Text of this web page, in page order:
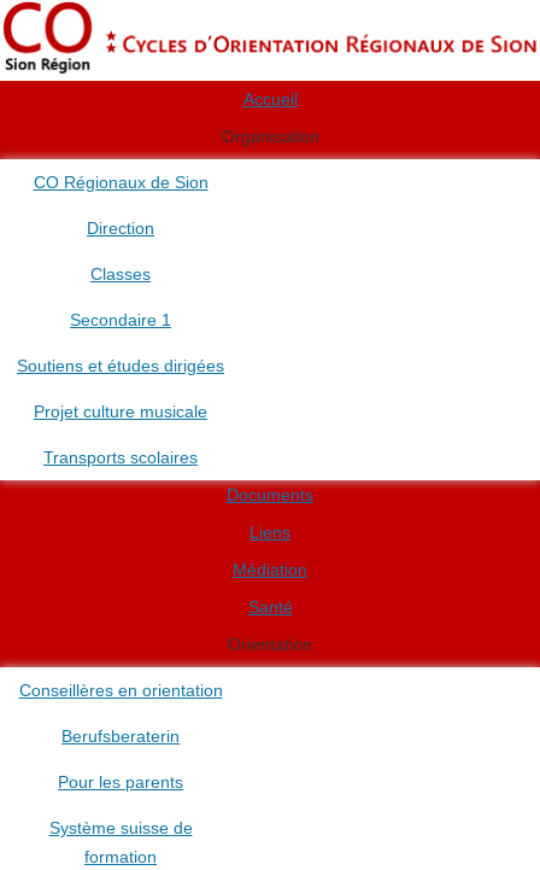
Accueil
Organisation
CO Régionaux de Sion
Direction
Classes
Secondaire 1
Soutiens et études dirigées
Projet culture musicale
Transports scolaires
Documents
Liens
Médiation
Santé
Orientation
Conseillères en orientation
Berufsberaterin
Pour les parents
Système suisse de
formation